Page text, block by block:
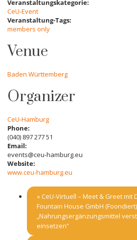
Veranstaltungskategorie:
CeU-Event
Veranstaltung-Tags:
members only
Venue
Baden Württemberg
Organizer
CeU-Hamburg
Phone:
(040) 897 277 51
Email:
events@ceu-hamburg.eu
Website:
www.ceu-hamburg.eu
«CeU-Virtuell – Meet & Greet mit
Fountain House GmbH
„Nahrungsergänzungsmittel
einsetzen”